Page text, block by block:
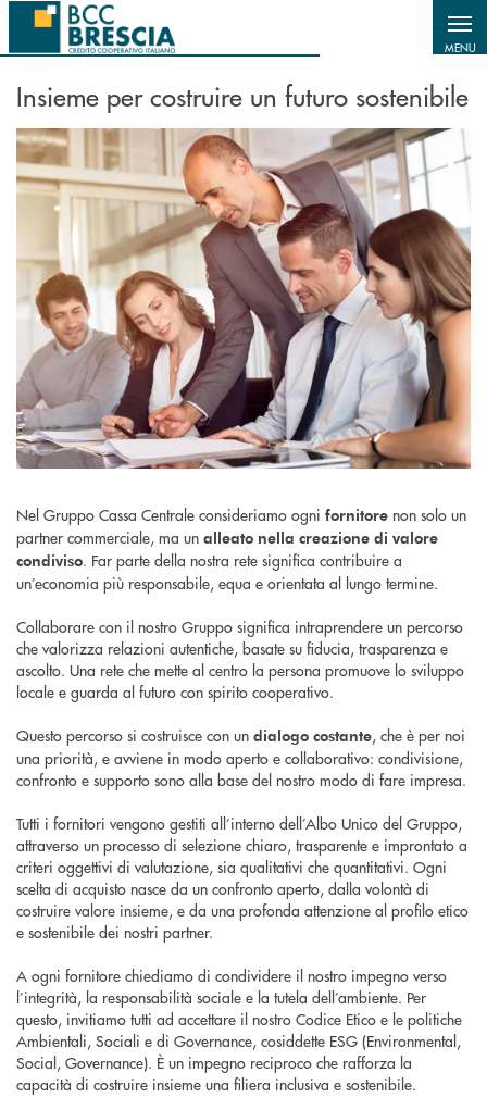
Salta al contenuto principale
MENU
Insieme per costruire un futuro sostenibile
Nel Gruppo Cassa Centrale consideriamo ogni fornitore non solo un
partner commerciale, ma un alleato nella creazione di valore
condiviso. Far parte della nostra rete significa contribuire a
un’economia più responsabile, equa e orientata al lungo termine.
Collaborare con il nostro Gruppo significa intraprendere un percorso
che valorizza relazioni autentiche, basate su fiducia, trasparenza e
ascolto. Una rete che mette al centro la persona promuove lo sviluppo
locale e guarda al futuro con spirito cooperativo.
Questo percorso si costruisce con un dialogo costante, che è per noi
una priorità, e avviene in modo aperto e collaborativo: condivisione,
confronto e supporto sono alla base del nostro modo di fare impresa.
Tutti i fornitori vengono gestiti all’interno dell’Albo Unico del Gruppo,
attraverso un processo di selezione chiaro, trasparente e improntato a
criteri oggettivi di valutazione, sia qualitativi che quantitativi. Ogni
scelta di acquisto nasce da un confronto aperto, dalla volontà di
costruire valore insieme, e da una profonda attenzione al profilo etico
e sostenibile dei nostri partner.
A ogni fornitore chiediamo di condividere il nostro impegno verso
l’integrità, la responsabilità sociale e la tutela dell’ambiente. Per
questo, invitiamo tutti ad accettare il nostro Codice Etico e le politiche
Ambientali, Sociali e di Governance, cosiddette ESG (Environmental,
Social, Governance). È un impegno reciproco che rafforza la
capacità di costruire insieme una filiera inclusiva e sostenibile.